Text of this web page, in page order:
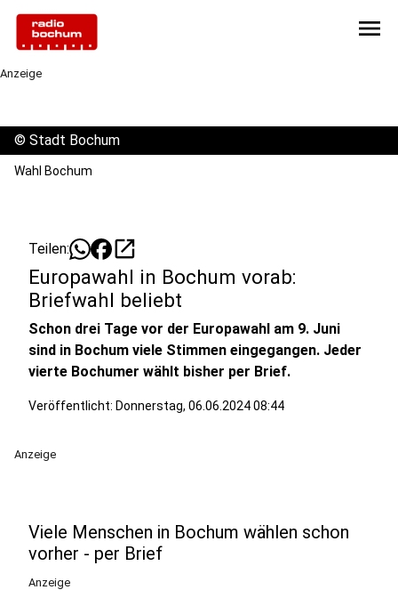
menu
Anzeige
© Stadt Bochum
Wahl Bochum
Teilen: open_in_new
Europawahl in Bochum vorab:
Briefwahl beliebt
Schon drei Tage vor der Europawahl am 9. Juni
sind in Bochum viele Stimmen eingegangen. Jeder
vierte Bochumer wählt bisher per Brief.
Veröffentlicht: Donnerstag, 06.06.2024 08:44
Anzeige
Viele Menschen in Bochum wählen schon
vorher - per Brief
Anzeige